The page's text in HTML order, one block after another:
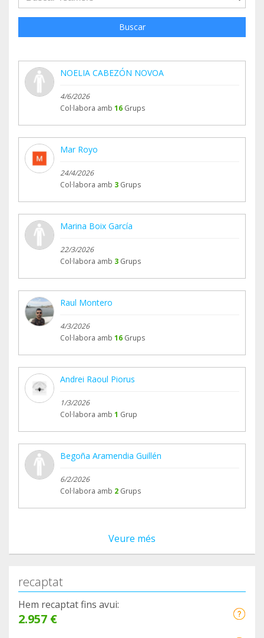
Buscar
NOELIA CABEZÓN NOVOA
4/6/2026
Col·labora amb 16 Grups
Mar Royo
24/4/2026
Col·labora amb 3 Grups
Marina Boix García
22/3/2026
Col·labora amb 3 Grups
Raul Montero
4/3/2026
Col·labora amb 16 Grups
Andrei Raoul Piorus
1/3/2026
Col·labora amb 1 Grup
Begoña Aramendia Guillén
6/2/2026
Col·labora amb 2 Grups
Veure més
recaptat
Hem recaptat fins avui:
2.957 €